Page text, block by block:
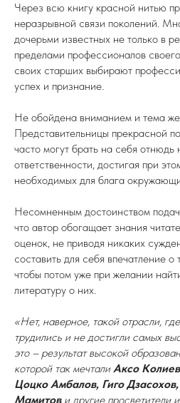
Через всю книгу красной нитью
неразрывной связи поколений.
дочерьми известных не только в
пределами профессионалов
своих старших выбирают
успех и признание.
Не обойдена вниманием и тема
Представительницы прекрасной
часто могут брать на себя отнюдь
ответственности, достигая при
необходимых для блага
Несомненным достоинством
что автор обогащает знания
оценок, не приводя никаких
составить для себя впечатление
чтобы потом уже при желании
литературу о них.
«Нет, наверное, такой отрасли,
трудились и не достигли самых
это – результат высокой
которой так мечталиАксо
Цоцко Амбалов, Гиго
Мамитови другие просветители